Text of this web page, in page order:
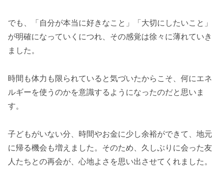
でも、「自分が本当に好きなこと」「大切にしたいこと」
が明確になっていくにつれ、その感覚は徐々に薄れていき
ました。
時間も体力も限られていると気づいたからこそ、何にエネ
ルギーを使うのかを意識するようになったのだと思いま
す。
子どもがいない分、時間やお金に少し余裕ができて、地元
に帰る機会も増えました。そのため、久しぶりに会った友
人たちとの再会が、心地よさを思い出させてくれました。